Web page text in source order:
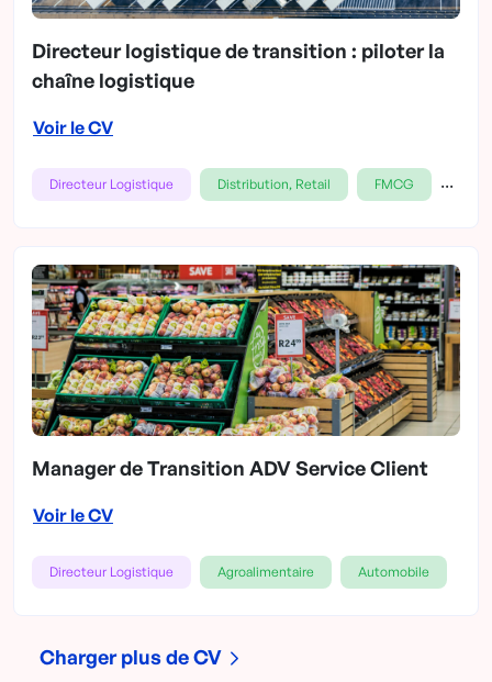
Directeur logistique de transition : piloter la
chaîne logistique
Voir le CV
Directeur Logistique Distribution, Retail FMCG ...
Manager de Transition ADV Service Client
Voir le CV
Directeur Logistique Agroalimentaire Automobile
Charger plus de CV